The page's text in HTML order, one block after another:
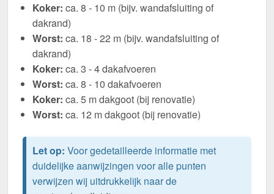
Koker: ca. 8 - 10 m (bijv. wandafsluiting of
dakrand)
Worst: ca. 18 - 22 m (bijv. wandafsluiting of
dakrand)
Koker: ca. 3 - 4 dakafvoeren
Worst: ca. 8 - 10 dakafvoeren
Koker: ca. 5 m dakgoot (bij renovatie)
Worst: ca. 12 m dakgoot (bij renovatie)
Let op: Voor gedetailleerde informatie met
duidelijke aanwijzingen voor alle punten
verwijzen wij uitdrukkelijk naar de